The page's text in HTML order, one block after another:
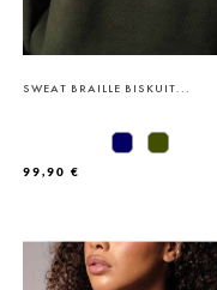
SWEAT BRAILLE BISKUIT...
99,90 €